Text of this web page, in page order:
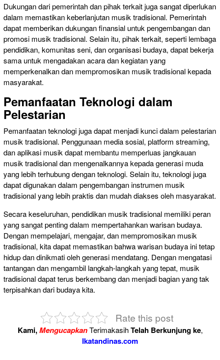
Dukungan dari pemerintah dan pihak terkait juga sangat diperlukan
dalam memastikan keberlanjutan musik tradisional. Pemerintah
dapat memberikan dukungan finansial untuk pengembangan dan
promosi musik tradisional. Selain itu, pihak terkait, seperti lembaga
pendidikan, komunitas seni, dan organisasi budaya, dapat bekerja
sama untuk mengadakan acara dan kegiatan yang
memperkenalkan dan mempromosikan musik tradisional kepada
masyarakat.
Pemanfaatan Teknologi dalam
Pelestarian
Pemanfaatan teknologi juga dapat menjadi kunci dalam pelestarian
musik tradisional. Penggunaan media sosial, platform streaming,
dan aplikasi musik dapat membantu memperluas jangkauan
musik tradisional dan mengenalkannya kepada generasi muda
yang lebih terhubung dengan teknologi. Selain itu, teknologi juga
dapat digunakan dalam pengembangan instrumen musik
tradisional yang lebih praktis dan mudah diakses oleh masyarakat.
Secara keseluruhan, pendidikan musik tradisional memiliki peran
yang sangat penting dalam mempertahankan warisan budaya.
Dengan mempelajari, mengajar, dan mempromosikan musik
tradisional, kita dapat memastikan bahwa warisan budaya ini tetap
hidup dan dinikmati oleh generasi mendatang. Dengan mengatasi
tantangan dan mengambil langkah-langkah yang tepat, musik
tradisional dapat terus berkembang dan menjadi bagian yang tak
terpisahkan dari budaya kita.
Rate this post
Kami,MengucapkanTerimakasihTelah Berkunjung ke,
Ikatandinas.com